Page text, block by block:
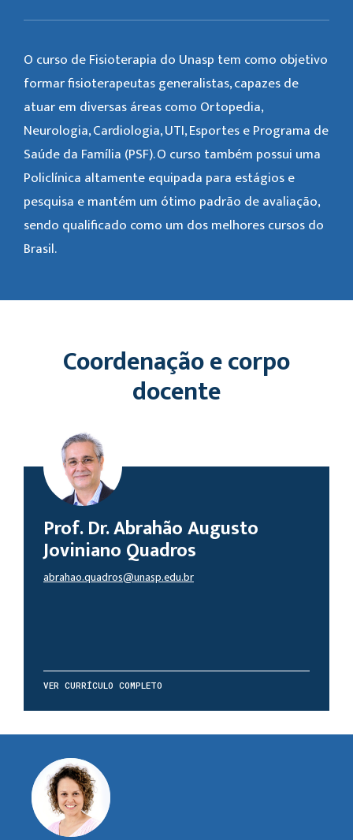
O curso de Fisioterapia do Unasp tem como objetivo
formar fisioterapeutas generalistas, capazes de
atuar em diversas áreas como Ortopedia,
Neurologia, Cardiologia, UTI, Esportes e Programa de
Saúde da Família (PSF). O curso também possui uma
Policlínica altamente equipada para estágios e
pesquisa e mantém um ótimo padrão de avaliação,
sendo qualificado como um dos melhores cursos do
Brasil.
Coordenação e corpo
docente
Prof. Dr. Abrahão Augusto
Joviniano Quadros
abrahao.quadros@unasp.edu.br
VER CURRÍCULO COMPLETO